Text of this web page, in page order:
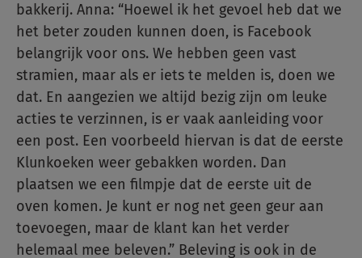
bakkerij. Anna: “Hoewel ik het gevoel heb dat we
het beter zouden kunnen doen, is Facebook
belangrijk voor ons. We hebben geen vast
stramien, maar als er iets te melden is, doen we
dat. En aangezien we altijd bezig zijn om leuke
acties te verzinnen, is er vaak aanleiding voor
een post. Een voorbeeld hiervan is dat de eerste
Klunkoeken weer gebakken worden. Dan
plaatsen we een filmpje dat de eerste uit de
oven komen. Je kunt er nog net geen geur aan
toevoegen, maar de klant kan het verder
helemaal mee beleven.” Beleving is ook in de